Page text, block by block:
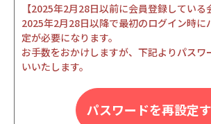
【2025年2月28日以前に会員登録している
2025年2月28日以降で最初のログイン時に
定が必要になります。
お手数をおかけしますが、下記よりパスワ
いいたします。
パスワードを再設定